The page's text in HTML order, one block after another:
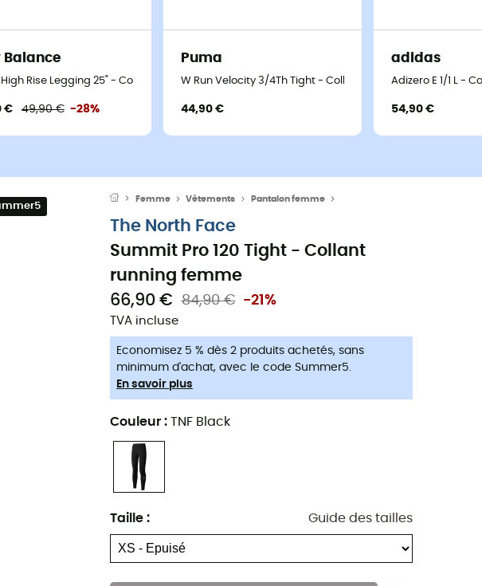
Balance
Rise Legging 25" - Collant running femme
€ 49,90 € -28%
Puma
W Run Velocity 3/4Th Tight - Collant running femme
44,90 €
adidas
Adizero E 1/1 L -
54,90 €
Femme Vêtements Pantalon femme
The North Face
Summit Pro 120 Tight - Collant
running femme
66,90 €
84,90 € -21%
TVA incluse
Economisez 5 % dès 2 produits achetés, sans
minimum d'achat, avec le code Summer5.
En savoir plus
Couleur : TNF Black
Taille : Guide des tailles